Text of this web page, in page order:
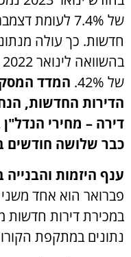
חדשות. כך עולה
של 42%.
המדד
דירה – מחירי
כבר שלושה חודשים
ענף היזמות
פברואר הוא אחד
נתונים במתקפת